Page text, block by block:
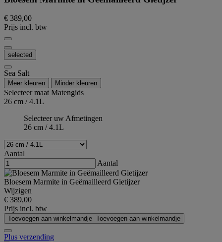
€ 389,00
Prijs incl. btw
selected
Sea Salt
Meer kleuren Minder kleuren
Selecteer maatMatengids
26 cm / 4.1L
Selecteer uw Afmetingen
26 cm / 4.1L
Aantal
Aantal
Bloesem Marmite in Geëmailleerd Gietijzer
Wijzigen
€ 389,00
Prijs incl. btw
Toevoegen aan winkelmandje Toevoegen aan winkelmandje
Plus verzending